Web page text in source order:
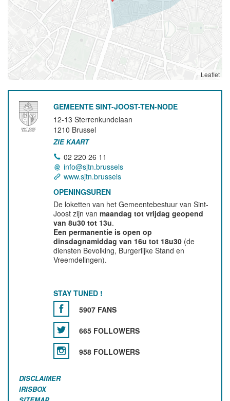
Leaflet
GEMEENTE SINT-JOOST-TEN-NODE
12-13 Sterrenkundelaan
1210 Brussel
ZIE KAART
02 220 26 11
info@sjtn.brussels
www.sjtn.brussels
OPENINGSUREN
De loketten van het Gemeentebestuur van Sint-
Joost zijn vanmaandag tot vrijdag geopend
van 8u30 tot 13u.
Een permanentie is open op
dinsdagnamiddag van 16u tot 18u30 (de
diensten Bevolking, Burgerlijke Stand en
Vreemdelingen).
STAY TUNED !
5907 FANS
665 FOLLOWERS
958 FOLLOWERS
DISCLAIMER
IRISBOX